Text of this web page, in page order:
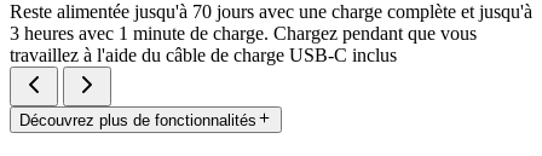
Reste alimentée jusqu'à 70 jours avec une charge complète et jusqu'à
3 heures avec 1 minute de charge. Chargez pendant que vous
travaillez à l'aide du câble de charge USB-C inclus
Découvrez plus de fonctionnalités